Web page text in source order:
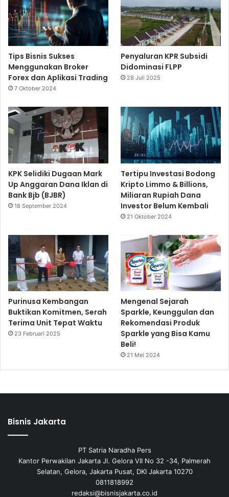
Tips Bisnis Sukses
Menggunakan Broker
Forex dan Aplikasi Trading
7 Oktober 2024
Penyaluran KPR Subsidi
Didominasi FLPP
28 Juli 2025
KPK Selidiki Dugaan Mark
Up Anggaran Dana Iklan di
Bank Bjb (BJBR)
18 September 2024
Tertipu Investasi Bodong
Kripto Limmo & Billions,
Miliaran Rupiah Dana
Investor Belum Kembali
21 Oktober 2024
Purinusa Kembangan
Buktikan Komitmen, Serah
Terima Unit Tepat Waktu
23 Februari 2025
Mengenal Sejarah
Sparkle, Keunggulan dan
Rekomendasi Produk
Sparkle yang Bisa Kamu
Beli!
21 Mei 2024
Bisnis Jakarta
PT Satria Naradha Pers
Kantor Perwakilan Jakarta Jl. Gelora VII No 32 -34, Palmerah
Selatan, Gelora, Jakarta Pusat, DKI Jakarta 10270
0811818992
redaksi@bisnisjakarta.co.id